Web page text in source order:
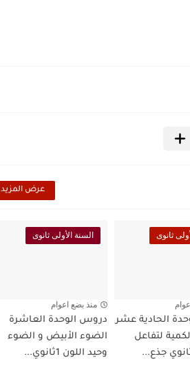
عرض المزيد
ثانوى
الحادية عشر
لتفاعل
السنة الأولى ثانوى
منذ بضع اعوام
دروس الوحدة العاشرة
الضوء الأبيض و الضوء
وحيد اللون 1ثانوي...